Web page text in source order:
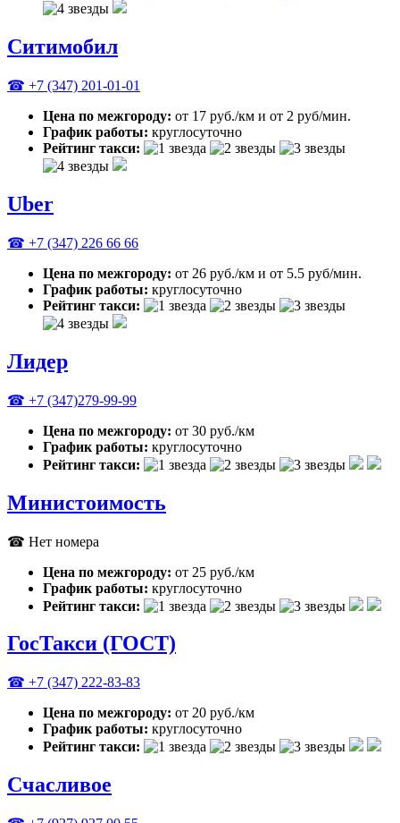
Ситимобил
☎ +7 (347) 201-01-01
Цена по межгороду: от 17 руб./км и от 2 руб/мин.
График работы: круглосуточно
Рейтинг такси:
Uber
☎ +7 (347) 226 66 66
Цена по межгороду: от 26 руб./км и от 5.5 руб/мин.
График работы: круглосуточно
Рейтинг такси:
Лидер
☎ +7 (347)279-99-99
Цена по межгороду: от 30 руб./км
График работы: круглосуточно
Рейтинг такси:
Министоимость
☎ Нет номера
Цена по межгороду: от 25 руб./км
График работы: круглосуточно
Рейтинг такси:
ГосТакси (ГОСТ)
☎ +7 (347) 222-83-83
Цена по межгороду: от 20 руб./км
График работы: круглосуточно
Рейтинг такси:
Счасливое